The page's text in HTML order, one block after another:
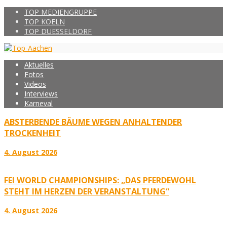
TOP MEDIENGRUPPE
TOP KOELN
TOP DUESSELDORF
Aktuelles
Fotos
Videos
Interviews
Karneval
ABSTERBENDE BÄUME WEGEN ANHALTENDER
TROCKENHEIT
4. August 2026
FEI WORLD CHAMPIONSHIPS: „DAS PFERDEWOHL
STEHT IM HERZEN DER VERANSTALTUNG“
4. August 2026